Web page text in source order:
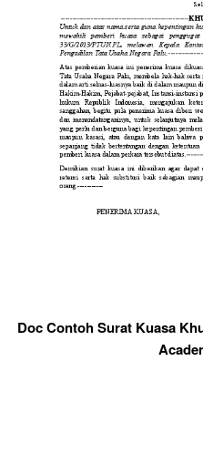
Doc Contoh Surat Kuasa